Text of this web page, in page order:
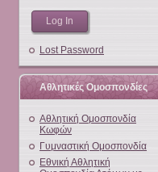
Lost Password
Αθλητικές Ομοσπονδίες
Αθλητική Ομοσπονδία
Κωφών
Γυμναστική Ομοσπονδία
Εθνική Αθλητική